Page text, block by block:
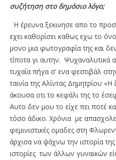
συζήτηση στο δημόσιο λόγο;
Η έρευνα ξεκινησε απο το
εχει καθορίσει καθως εχω το
μονο μια φωτογραφία της και
τίποτα γι αυτην. Ψυχαναλυτικά
τυχαία πήγα σ’ ενα φεστιβάλ
ταινία της Αλίντας Δημητρίου
άκουσα οτι το κεφάλι της το
Αυτο δεν μου το είχε πει ποτέ
τόσο άδικο. Χρόνια με
φεμινιστικές ομαδες στη
άρχισα να ψάχνω την ιστορία της
ιστορίες των άλλων γυναικών